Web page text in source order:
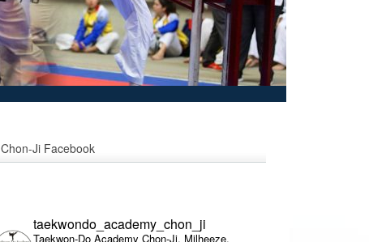
Chon-Ji Facebook
taekwondo_academy_chon_ji
Taekwon-Do Academy Chon-Ji, Milheeze.